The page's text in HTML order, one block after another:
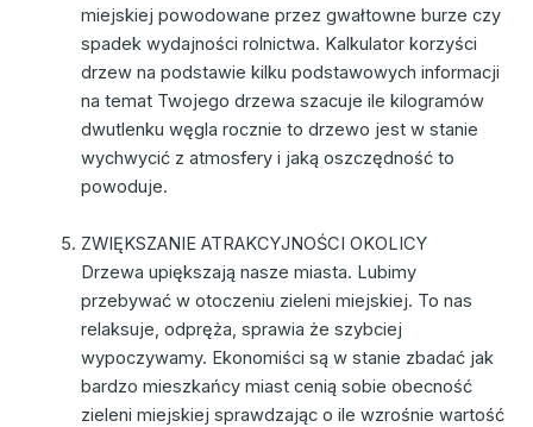
miejskiej powodowane przez gwałtowne burze czy
spadek wydajności rolnictwa. Kalkulator korzyści
drzew na podstawie kilku podstawowych informacji
na temat Twojego drzewa szacuje ile kilogramów
dwutlenku węgla rocznie to drzewo jest w stanie
wychwycić z atmosfery i jaką oszczędność to
powoduje.
ZWIĘKSZANIE ATRAKCYJNOŚCI OKOLICY
Drzewa upiększają nasze miasta. Lubimy
przebywać w otoczeniu zieleni miejskiej. To nas
relaksuje, odpręża, sprawia że szybciej
wypoczywamy. Ekonomiści są w stanie zbadać jak
bardzo mieszkańcy miast cenią sobie obecność
zieleni miejskiej sprawdzając o ile wzrośnie wartość